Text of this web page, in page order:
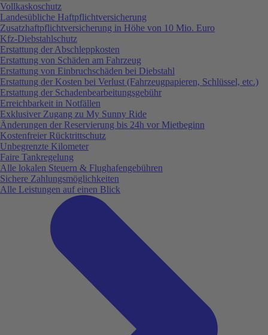
Vollkaskoschutz
Landesübliche Haftpflichtversicherung
Zusatzhaftpflichtversicherung in Höhe von 10 Mio. Euro
Kfz-Diebstahlschutz
Erstattung der Abschleppkosten
Erstattung von Schäden am Fahrzeug
Erstattung von Einbruchschäden bei Diebstahl
Erstattung der Kosten bei Verlust (Fahrzeugpapieren, Schlüssel, etc.)
Erstattung der Schadenbearbeitungsgebühr
Erreichbarkeit in Notfällen
Exklusiver Zugang zu My Sunny Ride
Änderungen der Reservierung bis 24h vor Mietbeginn
Kostenfreier Rücktrittschutz
Unbegrenzte Kilometer
Faire Tankregelung
Alle lokalen Steuern & Flughafengebühren
Sichere Zahlungsmöglichkeiten
Alle Leistungen auf einen Blick